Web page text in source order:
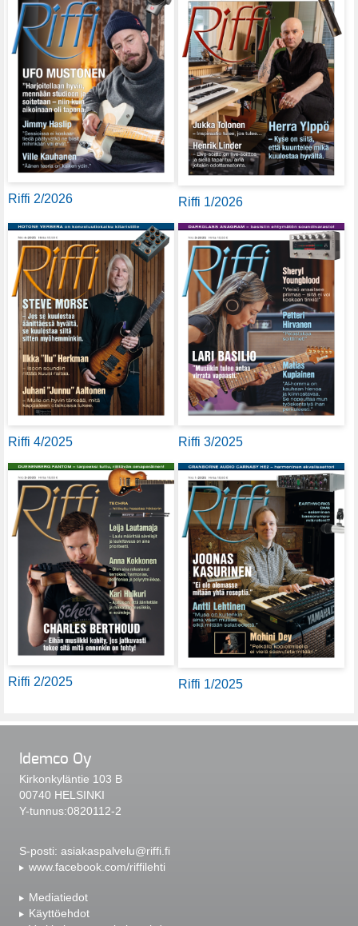
Riffi 2/2026 Riffi 1/2026
Riffi 4/2025 Riffi 3/2025
Riffi 2/2025 Riffi 1/2025
Idemco Oy
Kirkonkyläntie 103 B
00740 HELSINKI
Y-tunnus:0820112-2
S-posti: asiakaspalvelu@riffi.fi
www.facebook.com/riffilehti
Mediatiedot
Käyttöehdot